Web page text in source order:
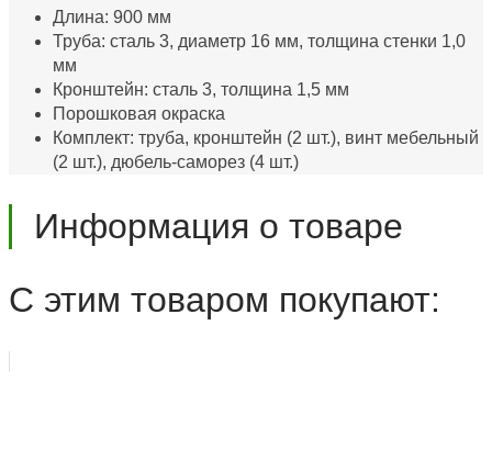
Длина: 900 мм
Труба: сталь 3, диаметр 16 мм, толщина стенки 1,0
мм
Кронштейн: сталь 3, толщина 1,5 мм
Порошковая окраска
Комплект: труба, кронштейн (2 шт.), винт мебельный
(2 шт.), дюбель-саморез (4 шт.)
Информация о товаре
С этим товаром покупают: